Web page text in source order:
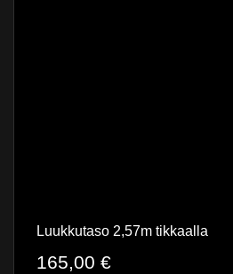
Luukkutaso 2,57m tikkaalla
165,00 €